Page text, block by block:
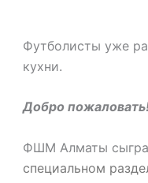
Футболисты уже
кухни.
Добро
ФШМ Алматы
специальном